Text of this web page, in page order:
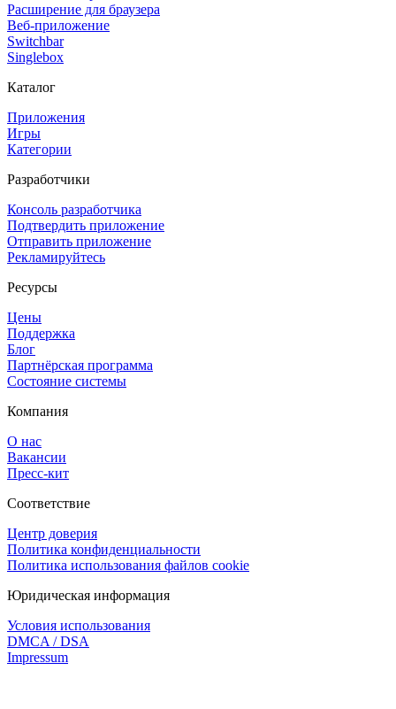
Расширение для браузера
Веб-приложение
Switchbar
Singlebox
Каталог
Приложения
Игры
Категории
Разработчики
Консоль разработчика
Подтвердить приложение
Отправить приложение
Рекламируйтесь
Ресурсы
Цены
Поддержка
Блог
Партнёрская программа
Состояние системы
Компания
О нас
Вакансии
Пресс-кит
Соответствие
Центр доверия
Политика конфиденциальности
Политика использования файлов cookie
Юридическая информация
Условия использования
DMCA / DSA
Impressum